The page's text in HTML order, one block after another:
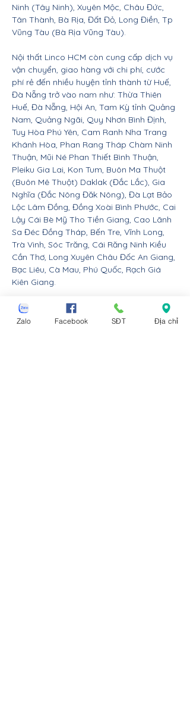
Ninh (Tây Ninh), Xuyên Mộc, Châu Đức,
Tân Thành, Bà Rịa, Đất Đỏ, Long Điền, Tp
Vũng Tàu (Bà Rịa Vũng Tàu).
Nội thất Linco HCM còn cung cấp dịch vụ
vận chuyển, giao hàng với chi phí, cước
phí rẻ đến nhiều huyện tỉnh thành từ Huế,
Đà Nẵng trở vào nam như: Thừa Thiên
Huế, Đà Nẵng, Hội An, Tam Kỳ tỉnh Quảng
Nam, Quảng Ngãi, Quy Nhơn Bình Định,
Tuy Hòa Phú Yên, Cam Ranh Nha Trang
Khánh Hòa, Phan Rang Tháp Chàm Ninh
Thuận, Mũi Né Phan Thiết Bình Thuận,
Pleiku Gia Lai, Kon Tum, Buôn Ma Thuột
(Buôn Mê Thuột) Daklak (Đắc Lắc), Gia
Nghĩa (Đắc Nông Đăk Nông), Đà Lạt Bảo
Lộc Lâm Đồng, Đồng Xoài Bình Phước, Cai
Lậy Cái Bè Mỹ Tho Tiền Giang, Cao Lãnh
Sa Đéc Đồng Tháp, Bến Tre, Vĩnh Long,
Trà Vinh, Sóc Trăng, Cái Răng Ninh Kiều
Cần Thơ, Long Xuyên Châu Đốc An Giang,
Bạc Liêu, Cà Mau, Phú Quốc, Rạch Giá
Kiên Giang.
Nội thất Linco giao hàng cho các huyện,
thị xã tx, tp thành phố tỉnh thành từ Đà
Zalo Facebook SĐT Địa chỉ